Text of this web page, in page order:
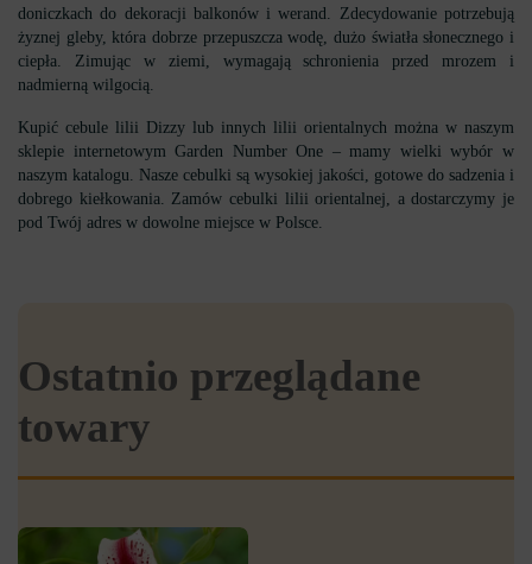
doniczkach do dekoracji balkonów i werand. Zdecydowanie potrzebują
żyznej gleby, która dobrze przepuszcza wodę, dużo światła słonecznego i
ciepła. Zimując w ziemi, wymagają schronienia przed mrozem i
nadmierną wilgocią.
Kupić cebule lilii Dizzy lub innych lilii orientalnych można w naszym
sklepie internetowym Garden Number One – mamy wielki wybór w
naszym katalogu. Nasze cebulki są wysokiej jakości, gotowe do sadzenia i
dobrego kiełkowania. Zamów cebulki lilii orientalnej, a dostarczymy je
pod Twój adres w dowolne miejsce w Polsce.
Ostatnio przeglądane
towary